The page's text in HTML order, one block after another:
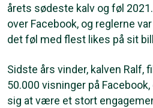
årets sødeste kalv og føl
over Facebook, og reglerne
det føl med flest likes på sit
Sidste års vinder, kalven Ralf,
50.000 visninger på
sig at være et stort